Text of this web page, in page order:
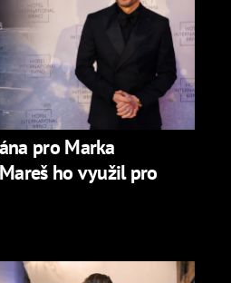
pro Marka
ho využil pro